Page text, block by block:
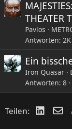
THEATER
Pavlos
Antworten 2K
Ein
Iron Quasar
Antworten 8
Teilen: E-